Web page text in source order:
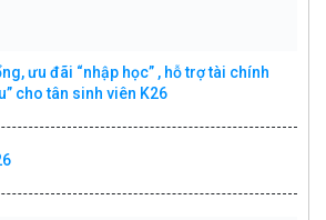
ưu đãi “nhập học” , hỗ trợ tài chính
cho tân sinh viên K26